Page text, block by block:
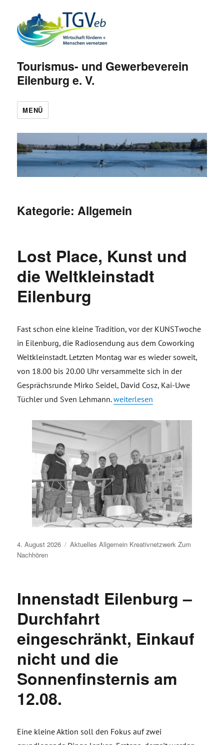
Tourismus- und Gewerbeverein
Eilenburg e. V.
MENÜ
Kategorie:Allgemein
Lost Place, Kunst und
die Weltkleinstadt
Eilenburg
Fast schon eine kleine Tradition, vor der KUNSTwoche
in Eilenburg, die Radiosendung aus dem Coworking
Weltkleinstadt. Letzten Montag war es wieder soweit,
von 18.00 bis 20.00 Uhr versammelte sich in der
Gesprächsrunde Mirko Seidel, David Cosz, Kai-Uwe
Tüchler und Sven Lehmann.„Lost Place, Kunst und die
weiterlesen
Veröffentlicht
am
4. August 2026 Aktuelles Allgemein Kreativnetzwerk Zum
Nachhören
Innenstadt Eilenburg –
Durchfahrt
eingeschränkt, Einkauf
nicht und die
Sonnenfinsternis am
12.08.
Eine kleine Aktion soll den Fokus auf zwei